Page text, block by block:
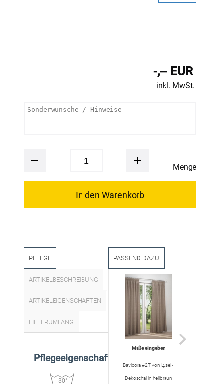
-,-- EUR
inkl. MwSt.
Menge
In den Warenkorb
PFLEGE
ARTIKELBESCHREIBUNG
ARTIKELEIGENSCHAFTEN
LIEFERUMFANG
Pflegeeigenschaften
PASSEND DAZU
Maße eingeben
Bavicora #2T von Lysel -
Dekoschal in hellbraun